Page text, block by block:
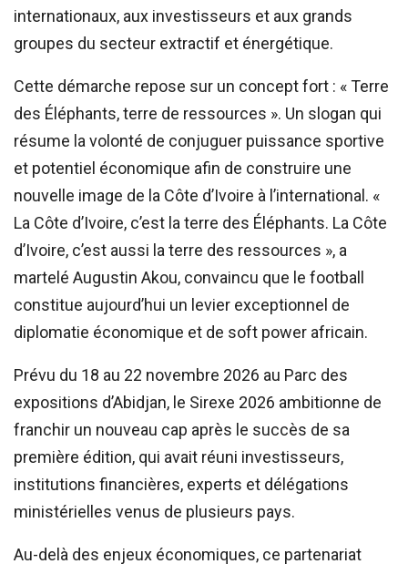
internationaux, aux investisseurs et aux grands
groupes du secteur extractif et énergétique.
Cette démarche repose sur un concept fort : « Terre
des Éléphants, terre de ressources ». Un slogan qui
résume la volonté de conjuguer puissance sportive
et potentiel économique afin de construire une
nouvelle image de la Côte d’Ivoire à l’international. «
La Côte d’Ivoire, c’est la terre des Éléphants. La Côte
d’Ivoire, c’est aussi la terre des ressources », a
martelé Augustin Akou, convaincu que le football
constitue aujourd’hui un levier exceptionnel de
diplomatie économique et de soft power africain.
Prévu du 18 au 22 novembre 2026 au Parc des
expositions d’Abidjan, le Sirexe 2026 ambitionne de
franchir un nouveau cap après le succès de sa
première édition, qui avait réuni investisseurs,
institutions financières, experts et délégations
ministérielles venus de plusieurs pays.
Au-delà des enjeux économiques, ce partenariat